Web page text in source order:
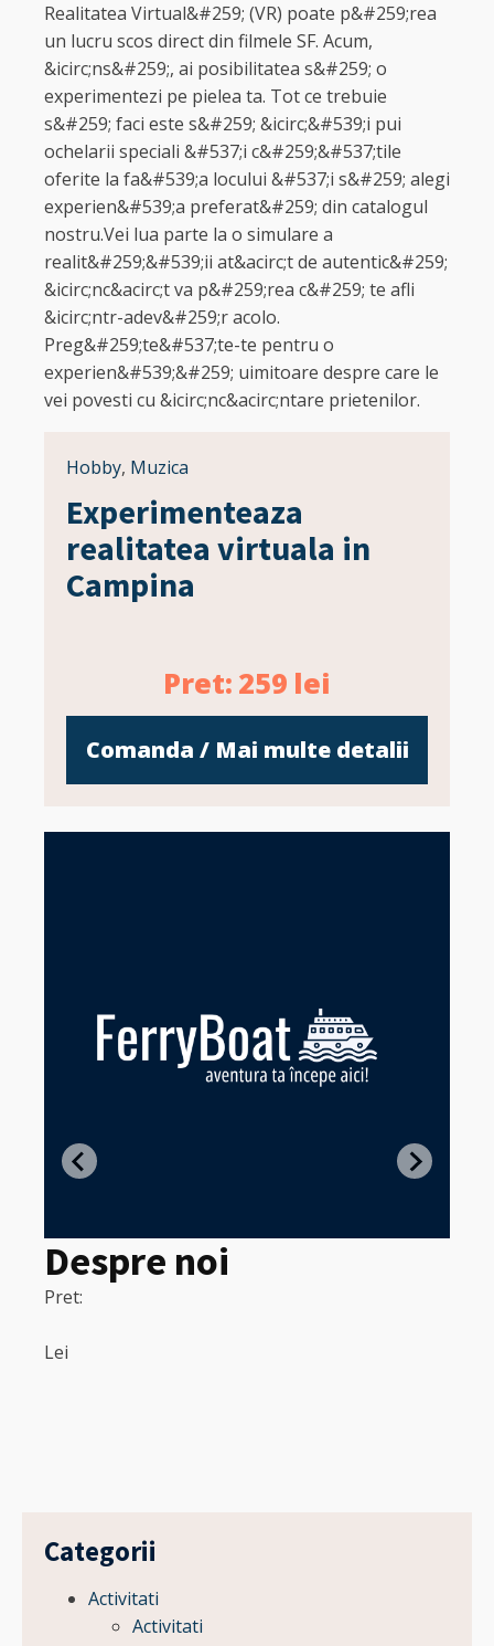
Realitatea Virtual&#259; (VR) poate p&#259;rea
un lucru scos direct din filmele SF. Acum,
&icirc;ns&#259;, ai posibilitatea s&#259; o
experimentezi pe pielea ta. Tot ce trebuie
s&#259; faci este s&#259; &icirc;&#539;i pui
ochelarii speciali &#537;i c&#259;&#537;tile
oferite la fa&#539;a locului &#537;i s&#259; alegi
experien&#539;a preferat&#259; din catalogul
nostru.Vei lua parte la o simulare a
realit&#259;&#539;ii at&acirc;t de autentic&#259;
&icirc;nc&acirc;t va p&#259;rea c&#259; te afli
&icirc;ntr-adev&#259;r acolo.
Preg&#259;te&#537;te-te pentru o
experien&#539;&#259; uimitoare despre care le
vei povesti cu &icirc;nc&acirc;ntare prietenilor.
Hobby, Muzica
Experimenteaza
realitatea virtuala in
Campina
Pret: 259 lei
Comanda / Mai multe detalii
Despre noi
Pret:
Lei
Categorii
Activitati
Activitati